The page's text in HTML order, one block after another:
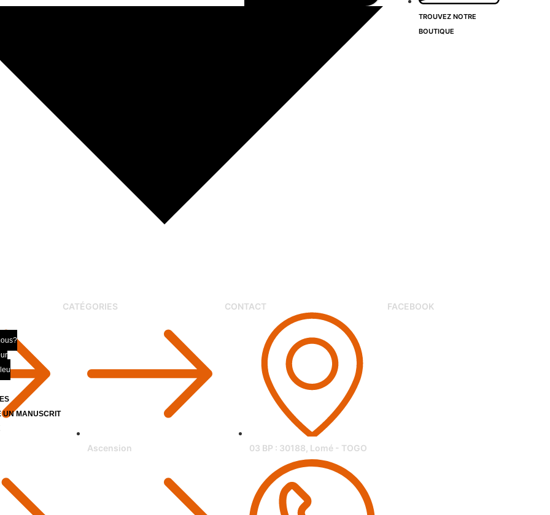
UN MANUSCRIT
TROUVEZ NOTRE
BOUTIQUE
CATÉGORIES
Ascension
CONTACT
03 BP : 30188, Lomé - TOGO
FACEBOOK